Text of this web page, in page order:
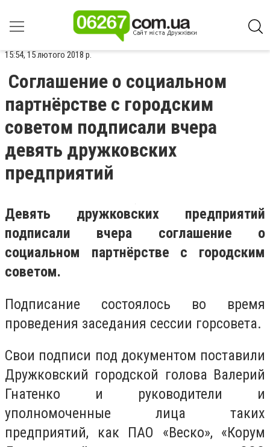
15:54, 15 лютого 2018 р.
Соглашение о социальном
партнёрстве с городским
советом подписали вчера
девять дружковских
предприятий
Девять дружковских предприятий
подписали вчера соглашение о
социальном партнёрстве с городским
советом.
Подписание состоялось во время
проведения заседания сессии горсовета.
Свои подписи под документом поставили
Дружковский городской голова Валерий
Гнатенко и руководители и
уполномоченные лица таких
предприятий, как ПАО «Веско», «Корум